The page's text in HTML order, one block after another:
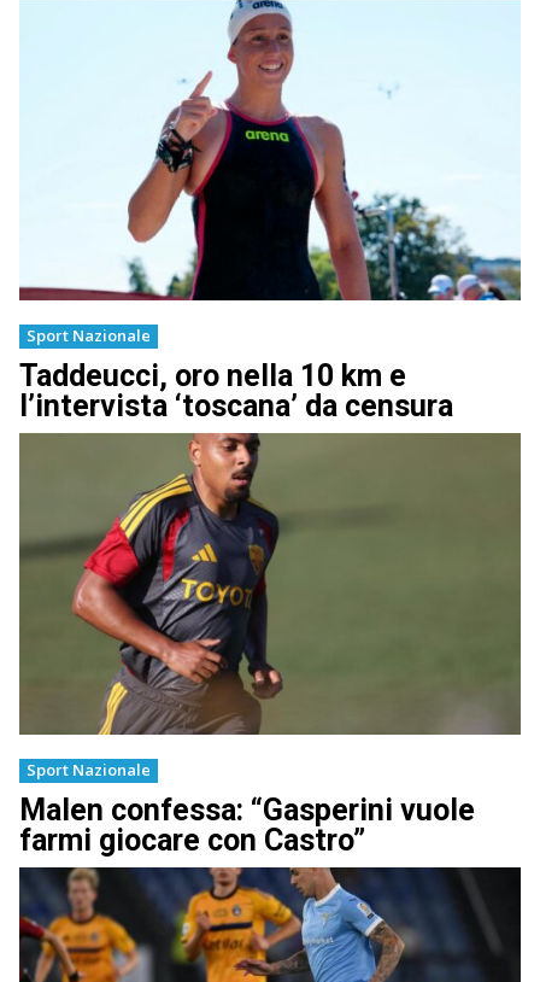
Sport Nazionale
Taddeucci, oro nella 10 km e
l’intervista ‘toscana’ da censura
Sport Nazionale
Malen confessa: “Gasperini vuole
farmi giocare con Castro”